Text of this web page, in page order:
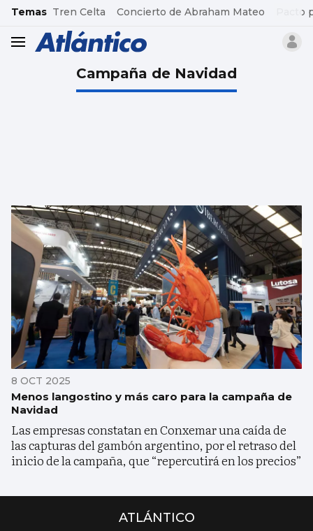
common.go-to-content
Temas Tren Celta Concierto de Abraham Mateo Pacto
header.menu.open
Campaña de Navidad
8 OCT 2025
Menos langostino y más caro para la campaña de
Navidad
Las empresas constatan en Conxemar una caída de
las capturas del gambón argentino, por el retraso del
inicio de la campaña, que “repercutirá en los precios”
ATLÁNTICO